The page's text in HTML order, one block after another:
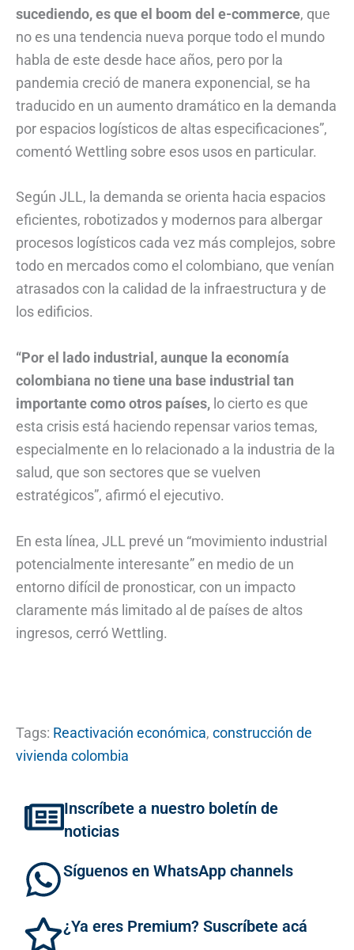
sucediendo, es que el boom del e-commerce, que
no es una tendencia nueva porque todo el mundo
habla de este desde hace años, pero por la
pandemia creció de manera exponencial, se ha
traducido en un aumento dramático en la demanda
por espacios logísticos de altas especificaciones”,
comentó Wettling sobre esos usos en particular.
Según JLL, la demanda se orienta hacia espacios
eficientes, robotizados y modernos para albergar
procesos logísticos cada vez más complejos, sobre
todo en mercados como el colombiano, que venían
atrasados con la calidad de la infraestructura y de
los edificios.
“Por el lado industrial, aunque la economía
colombiana no tiene una base industrial tan
importante como otros países, lo cierto es que
esta crisis está haciendo repensar varios temas,
especialmente en lo relacionado a la industria de la
salud, que son sectores que se vuelven
estratégicos”, afirmó el ejecutivo.
En esta línea, JLL prevé un “movimiento industrial
potencialmente interesante” en medio de un
entorno difícil de pronosticar, con un impacto
claramente más limitado al de países de altos
ingresos, cerró Wettling.
Tags: Reactivación económica, construcción de
vivienda colombia
Inscríbete a nuestro boletín de
noticias
Síguenos en WhatsApp channels
¿Ya eres Premium? Suscríbete acá